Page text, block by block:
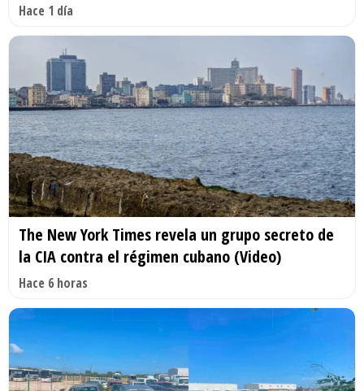
Hace 1 día
The New York Times revela un grupo secreto de
la CIA contra el régimen cubano (Video)
Hace 6 horas